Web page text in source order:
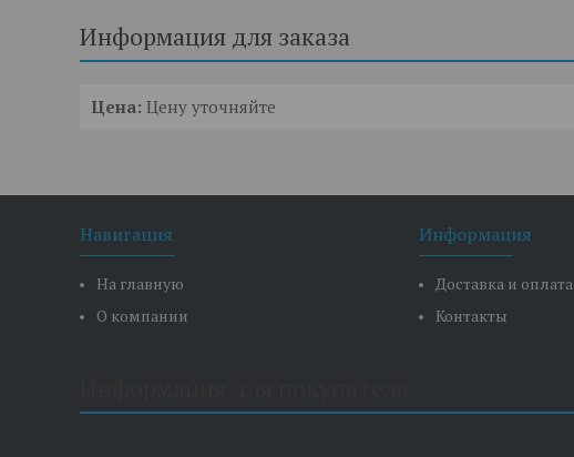
Информация для заказа
Цена: Цену уточняйте
Навигация
На главную
О компании
Информация
Доставка и оплата
Контакты